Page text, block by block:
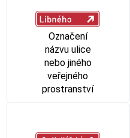
Označení
názvu ulice
nebo jiného
veřejného
prostranství